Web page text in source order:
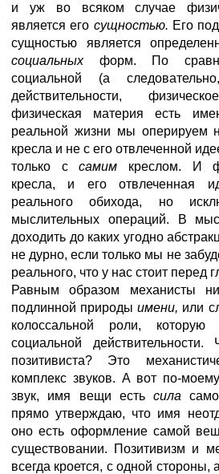
и уж во всяком случае
является его сущностью. Его
сущностью является
социальных форм. По
социальной (а
действительности,
физическая материя есть
реальной жизни мы оперируем
кресла и не с его отвлеченной
только ссамим креслом. И
кресла, и его отвлеченная
реального обихода, но
мыслительных операций. В
доходить до каких угодно
не дурно, если только мы не
реального, что у нас стоит перед
Равным образом механисты
подлинной природыимени, или
колоссальной роли,
социальной
позитивиста? Это
комплекс звуков. А вот по-
звук, имя вещи есть сила
прямо утверждаю, что имя
оно есть оформление самой
существовании. Позитивизм и
всегда кроется, с одной стороны,